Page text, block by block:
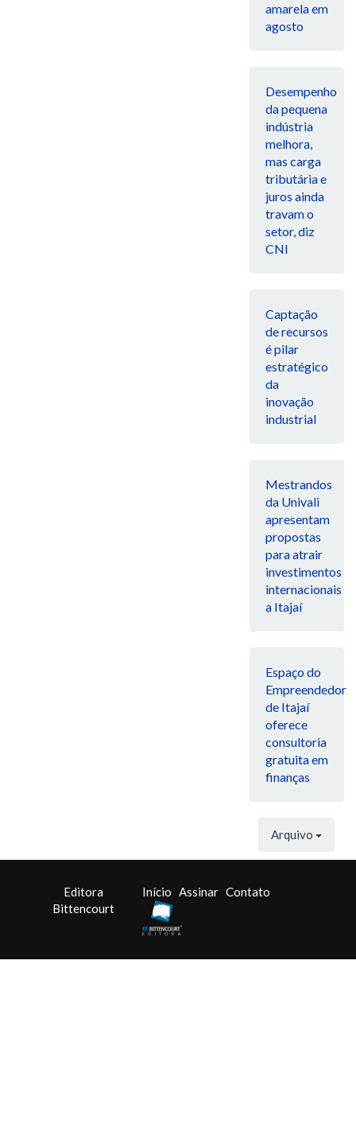
amarela em
agosto
Desempenho
da pequena
indústria
melhora,
mas carga
tributária e
juros ainda
travam o
setor, diz
CNI
Captação
de recursos
é pilar
estratégico
da
inovação
industrial
Mestrandos
da Univali
apresentam
propostas
para atrair
investimentos
internacionais
a Itajaí
Espaço do
Empreendedor
de Itajaí
oferece
consultoria
gratuita em
finanças
Arquivo
Editora
Bittencourt
Início Assinar Contato